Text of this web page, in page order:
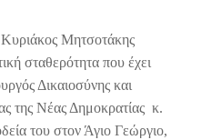
Μητσοτάκης
σταθερότητα που έχει
Δικαιοσύνης και
της Νέας Δημοκρατίας κ.
του στον Άγιο Γεώργιο,